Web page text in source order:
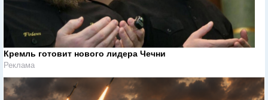
Кремль готовит нового лидера Чечни
Реклама